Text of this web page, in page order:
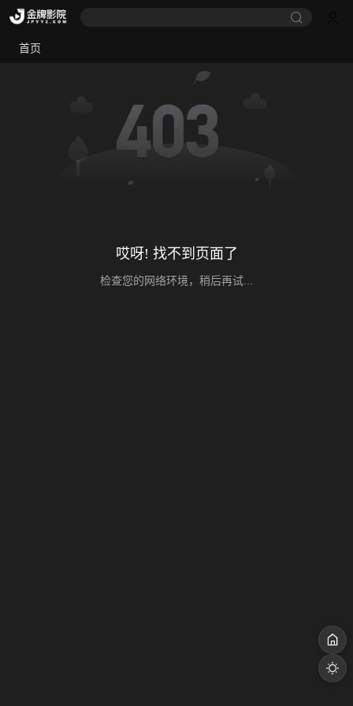
首页
哎呀! 找不到页面了
检查您的网络环境，稍后再试...